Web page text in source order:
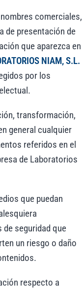
comerciales,
de presentación de
que aparezca en
NIAM, S.L.
por los
transformación,
general cualquier
referidos en el
de Laboratorios
que puedan
seguridad que
un riesgo o daño
respecto a